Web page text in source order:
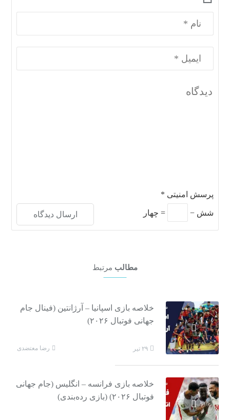
پرسش امنیتی *
شش −
= چهار
مطالب مرتبط
خلاصه بازی اسپانیا – آرژانتین (فینال جام
جهانی فوتبال ۲۰۲۶)
۲۹ تیر رضا معتضدی
خلاصه بازی فرانسه – انگلیس (جام جهانی
فوتبال ۲۰۲۶) (بازی رده‌بندی)